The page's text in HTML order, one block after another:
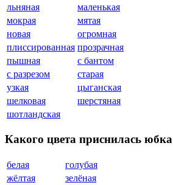
льняная
маленькая
мокрая
мятая
новая
огромная
плиссированная прозрачная
пышная
с бантом
с разрезом
старая
узкая
цыганская
шелковая
шерстяная
шотландская
Какого цвета приснилась юбка
белая
голубая
жёлтая
зелёная